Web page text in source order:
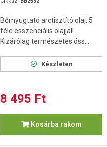
Bőrnyugtató arctisztító olaj, 5
féle esszenciális olajjal!
Kizárólag természetes öss...
Készleten
8 495 Ft
Kosárba rakom